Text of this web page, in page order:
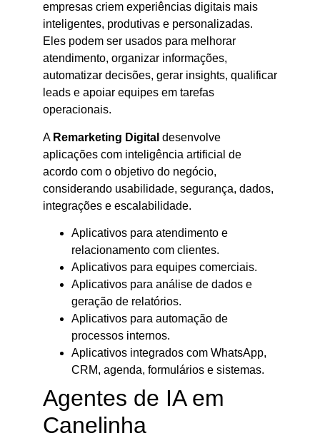
empresas criem experiências digitais mais
inteligentes, produtivas e personalizadas.
Eles podem ser usados para melhorar
atendimento, organizar informações,
automatizar decisões, gerar insights, qualificar
leads e apoiar equipes em tarefas
operacionais.
A Remarketing Digital desenvolve
aplicações com inteligência artificial de
acordo com o objetivo do negócio,
considerando usabilidade, segurança, dados,
integrações e escalabilidade.
Aplicativos para atendimento e
relacionamento com clientes.
Aplicativos para equipes comerciais.
Aplicativos para análise de dados e
geração de relatórios.
Aplicativos para automação de
processos internos.
Aplicativos integrados com WhatsApp,
CRM, agenda, formulários e sistemas.
Agentes de IA em
Canelinha